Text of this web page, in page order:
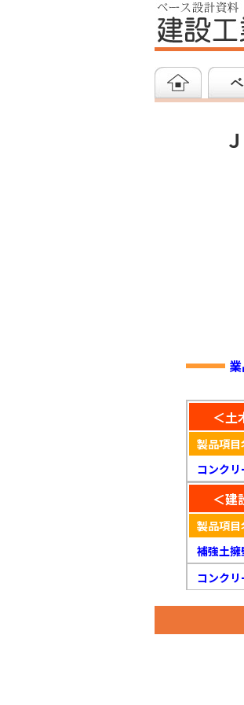
＜土
製品項目
コンク
＜建
製品項目
補強土擁
コンク